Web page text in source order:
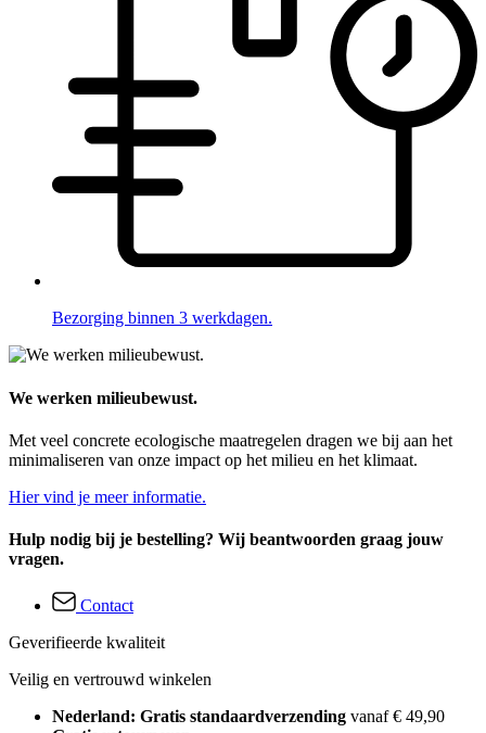
Bezorging binnen 3 werkdagen.
We werken milieubewust.
Met veel concrete ecologische maatregelen dragen we bij aan het
minimaliseren van onze impact op het milieu en het klimaat.
Hier vind je meer informatie.
Hulp nodig bij je bestelling? Wij beantwoorden graag jouw
vragen.
Contact
Geverifieerde kwaliteit
Veilig en vertrouwd winkelen
Nederland: Gratis standaardverzending vanaf € 49,90